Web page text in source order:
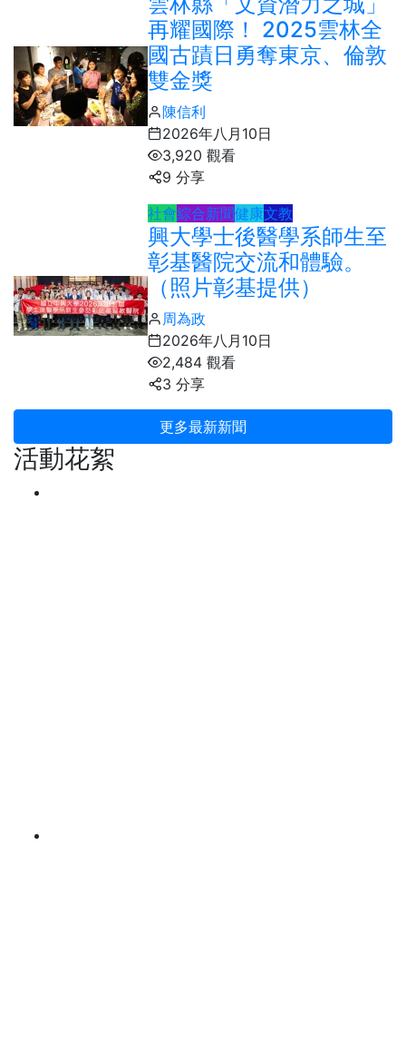
再耀國際！ 2025雲林全
國古蹟日勇奪東京、倫敦
雙金獎
陳信利
2026年八月10日
3,920 觀看
9 分享
社會綜合新聞健康文教
興大學士後醫學系師生至
彰基醫院交流和體驗。
（照片彰基提供）
周為政
2026年八月10日
2,484 觀看
3 分享
更多最新新聞
活動花絮